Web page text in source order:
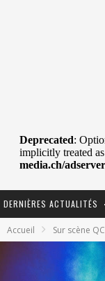
DERNIÈRES ACTUALITÉS
Accueil Sur scène QC